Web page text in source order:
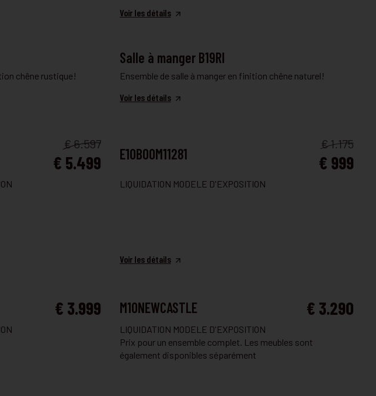
Voir les détails
chêne rustique!
Salle à manger B19RI
Ensemble de salle à manger en finition chêne naturel!
Voir les détails
€ 6.597
€ 5.499 E10BOOM11281
€ 1.175
€ 999
LIQUIDATION MODELE D'EXPOSITION
Voir les détails
€ 3.999 M10NEWCASTLE € 3.290
LIQUIDATION MODELE D'EXPOSITION
Prix pour un ensemble complet. Les meubles sont
également disponibles séparément